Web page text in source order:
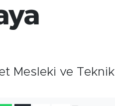
Mesleki ve Teknik